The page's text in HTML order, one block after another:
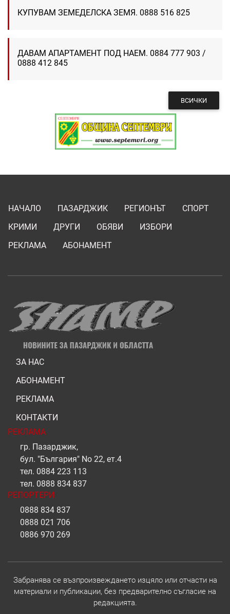
КУПУВАМ ЗЕМЕДЕЛСКА ЗЕМЯ. 0888 516 825
ДАВАМ АПАРТАМЕНТ ПОД НАЕМ. 0884 777 903 /
0888 412 845
ВСИЧКИ
НАЧАЛО ПАЗАРДЖИК РЕГИОНЪТ
СПОРТ
КРИМИ
ДРУГИ ОБЯВИ
ИЗБОРИ
РЕКЛАМА
АБОНАМЕНТ
ЗА НАС
АБОНАМЕНТ
РЕКЛАМА
КОНТАКТИ
РЕКЛАМА
гр. Пазарджик,
бул. "България" No 22, ет.4
тел. 0884 223 113
тел. 0888 834 837
РЕПОРТЕРИ
0888 834 837
0888 021 706
0886 970 269
Забранява се възпроизвеждането изцяло или отчасти на
материали и публикации, без предварително съгласие на
редакцията.